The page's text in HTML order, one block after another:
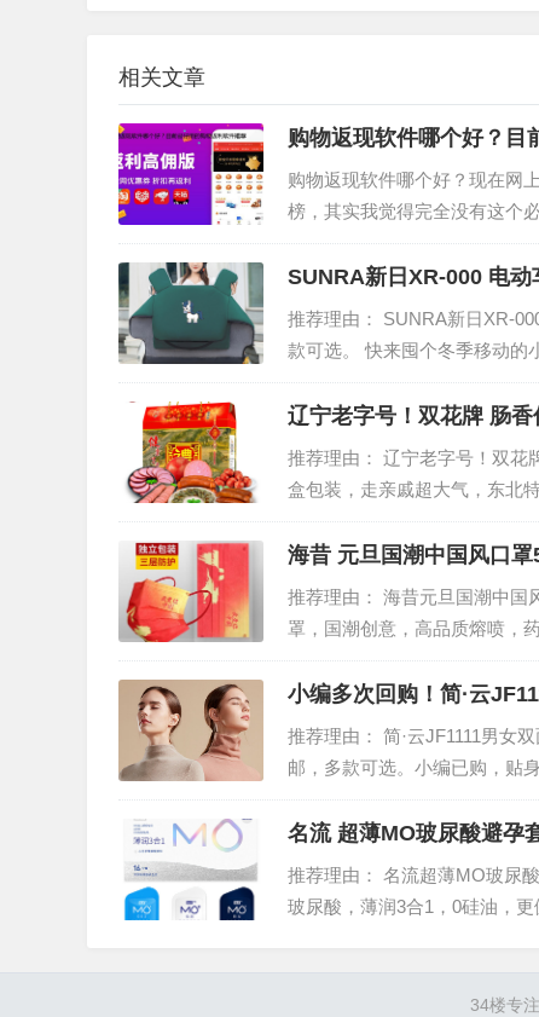
相关文章
购物返现软件哪个好？目
购物返现软件哪个好？现在网
榜，其实我觉得完全没有这个
app是最好的呢？今天小编就
SUNRA新日XR-000 电动
推荐理由： SUNRA新日XR-
款可选。 快来囤个冬季移动的
实保暖、挡风抗寒，结实耐用
辽宁老字号！双花牌 肠
推荐理由： 辽宁老字号！双花
盒包装，走亲戚超大气，东北
味，天然肠衣，外酥内嫩，香
海昔 元旦国潮中国风口
推荐理由： 海昔元旦国潮中国
罩，国潮创意，高品质熔喷，
透气，证书齐全，买的放心，
小编多次回购！简·云
推荐理由： 简·云JF1111男女
邮，多款可选。小编已购，贴
男女单独内裤券后29.9元起。
名流 超薄MO玻尿酸避孕
推荐理由： 名流超薄MO玻尿
玻尿酸，薄润3合1，0硅油，
34楼专